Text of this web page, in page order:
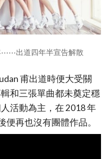
⋯⋯出道四年半宣告解散
甫出道時便大受關
和三張單曲都未奠定穩
活動為主，在 2018 年
再也沒有團體作品。